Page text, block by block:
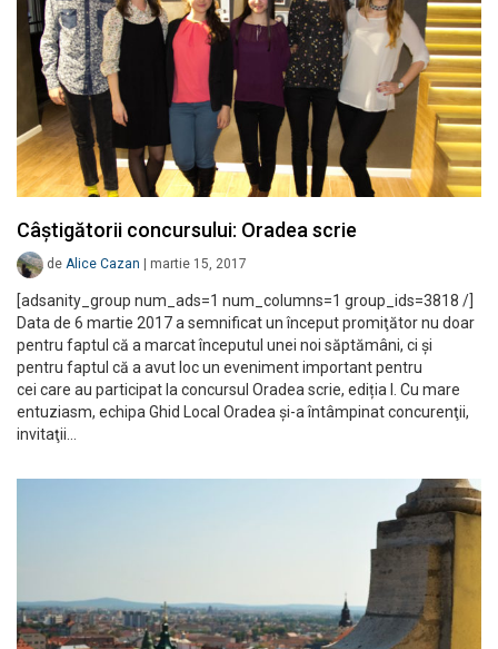
Câștigătorii concursului: Oradea scrie
de Alice Cazan martie 15, 2017
[adsanity_group num_ads=1 num_columns=1 group_ids=3818 /]
Data de 6 martie 2017 a semnificat un început promiţător nu doar
pentru faptul că a marcat începutul unei noi săptămâni, ci şi
pentru faptul că a avut loc un eveniment important pentru
cei care au participat la concursul Oradea scrie, ediția I. Cu mare
entuziasm, echipa Ghid Local Oradea și-a întâmpinat concurenţii,
invitaţii…